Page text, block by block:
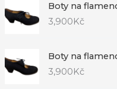
Boty na
3,900Kč
Boty na
3,900Kč